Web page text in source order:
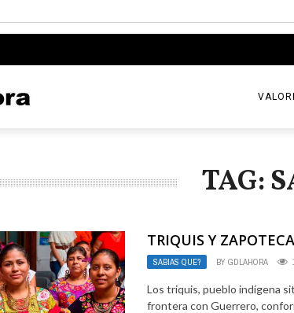
TAG:
TRIQUIS Y
SABIAS QUE? BYGDLAHORA
Los triquis, pueblo indígena
frontera con Guerrero,